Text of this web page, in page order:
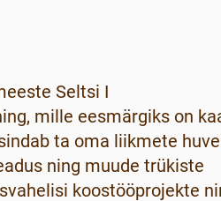
Seltsi I
mille eesmärgiks on
ta oma liikmete
ning muude trükiste
koostööprojekte